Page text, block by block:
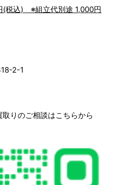
(税込) ※組立代別途 1,000円
2-1
りのご相談はこちらから